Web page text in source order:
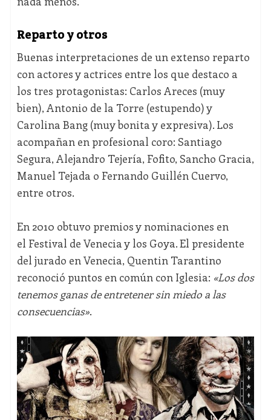
Reparto y otros
Buenas interpretaciones de un extenso reparto
con actores y actrices entre los que destaco a
los tres protagonistas: Carlos Areces (muy
bien), Antonio de la Torre (estupendo) y
Carolina Bang (muy bonita y expresiva). Los
acompañan en profesional coro: Santiago
Segura, Alejandro Tejería, Fofito, Sancho Gracia,
Manuel Tejada o Fernando Guillén Cuervo,
entre otros.
En 2010 obtuvo premios y nominaciones en
el Festival de Venecia y los Goya. El presidente
del jurado en Venecia, Quentin Tarantino
reconoció puntos en común con Iglesia: «Los dos
tenemos ganas de entretener sin miedo a las
consecuencias».